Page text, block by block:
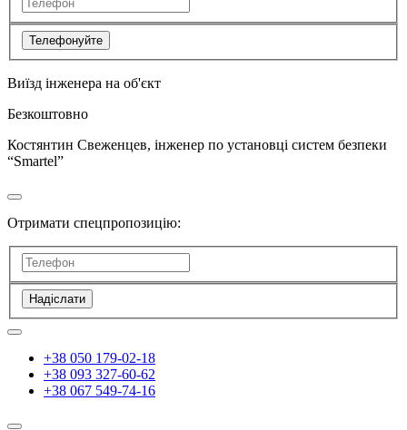
Телефонуйте
Виїзд інженера на об'єкт
Безкоштовно
Костянтин Свеженцев, інженер по установці систем безпеки
“Smartel”
Отримати спецпропозицію:
Надіслати
+38 050 179-02-18
+38 093 327-60-62
+38 067 549-74-16